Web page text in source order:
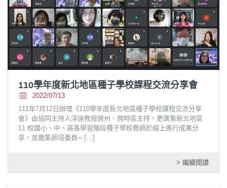
110學年度新北地區種子學校課程交流分享會
2022/07/13
111年7月12日辦理《110學年度新北地區種子學校課程交流分享
會》由協同主持人淳迪教授跨州、跨時區主持，更匯集新北地區
11 校國小、中、高各學習階段種子學校教師於線上進行成果分
享，並邀集師培委員─[…]
> 繼續閱讀